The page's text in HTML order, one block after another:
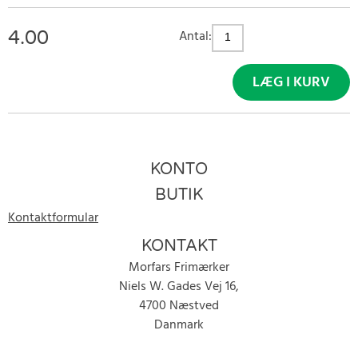
4.00 Antal:
LÆG I KURV
KONTO
BUTIK
Kontaktformular
KONTAKT
Morfars Frimærker
Niels W. Gades Vej 16,
4700 Næstved
Danmark